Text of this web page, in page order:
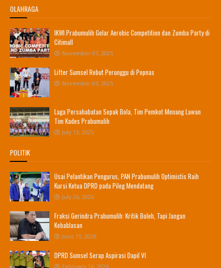
OLAHRAGA
IKWI Prabumulih Gelar Aerobic Competition dan Zumba Party di
Citimall
November 07, 2025
Lifter Sumsel Rebut Perunggu di Popnas
November 05, 2025
Laga Persahabatan Sepak Bola, Tim Pemkot Menang Lawan
Tim Kades Prabumulih
July 13, 2025
POLITIK
Usai Pelantikan Pengurus, PAN Prabumulih Optimistis Raih
Kursi Ketua DPRD pada Pileg Mendatang
July 26, 2026
Fraksi Gerindra Prabumulih: Kritik Boleh, Tapi Jangan
Kebablasan
June 15, 2026
DPRD Sumsel Serap Aspirasi Dapil VI
February 16, 2026